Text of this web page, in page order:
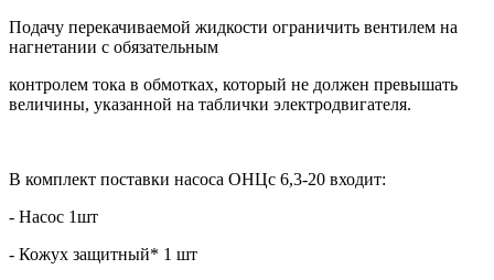
Подачу перекачиваемой жидкости ограничить вентилем на
нагнетании с обязательным
контролем тока в обмотках, который не должен превышать
величины, указанной на таблички электродвигателя.
В комплект поставки насоса ОНЦс 6,3-20 входит:
- Насос 1шт
- Кожух защитный* 1 шт